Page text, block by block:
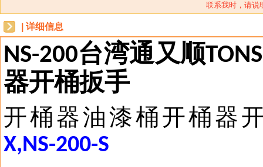
联系我时，请说
| 详细信息
NS-200台湾通又顺
器开桶扳手
开桶器油漆桶开桶器
X,NS-200-S